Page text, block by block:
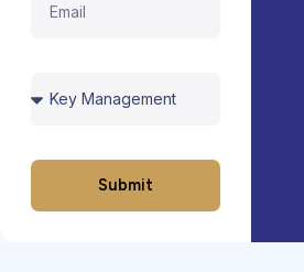
Submit